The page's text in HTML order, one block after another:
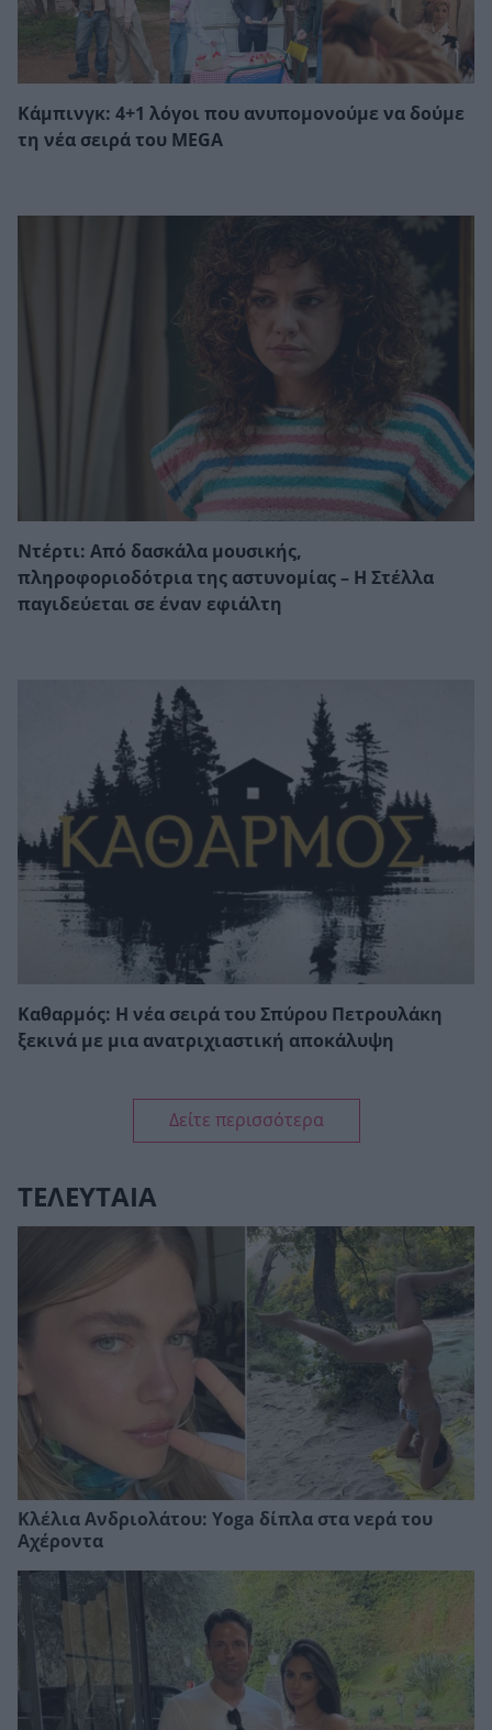
Κάμπινγκ: 4+1 λόγοι που ανυπομονούμε να δούμε
τη νέα σειρά του MEGA
Ντέρτι: Από δασκάλα μουσικής,
πληροφοριοδότρια της αστυνομίας – Η Στέλλα
παγιδεύεται σε έναν εφιάλτη
Καθαρμός: Η νέα σειρά του Σπύρου Πετρουλάκη
ξεκινά με μια ανατριχιαστική αποκάλυψη
Δείτε περισσότερα
ΤΕΛΕΥΤΑΙΑ
Κλέλια Ανδριολάτου: Yoga δίπλα στα νερά του
Αχέροντα